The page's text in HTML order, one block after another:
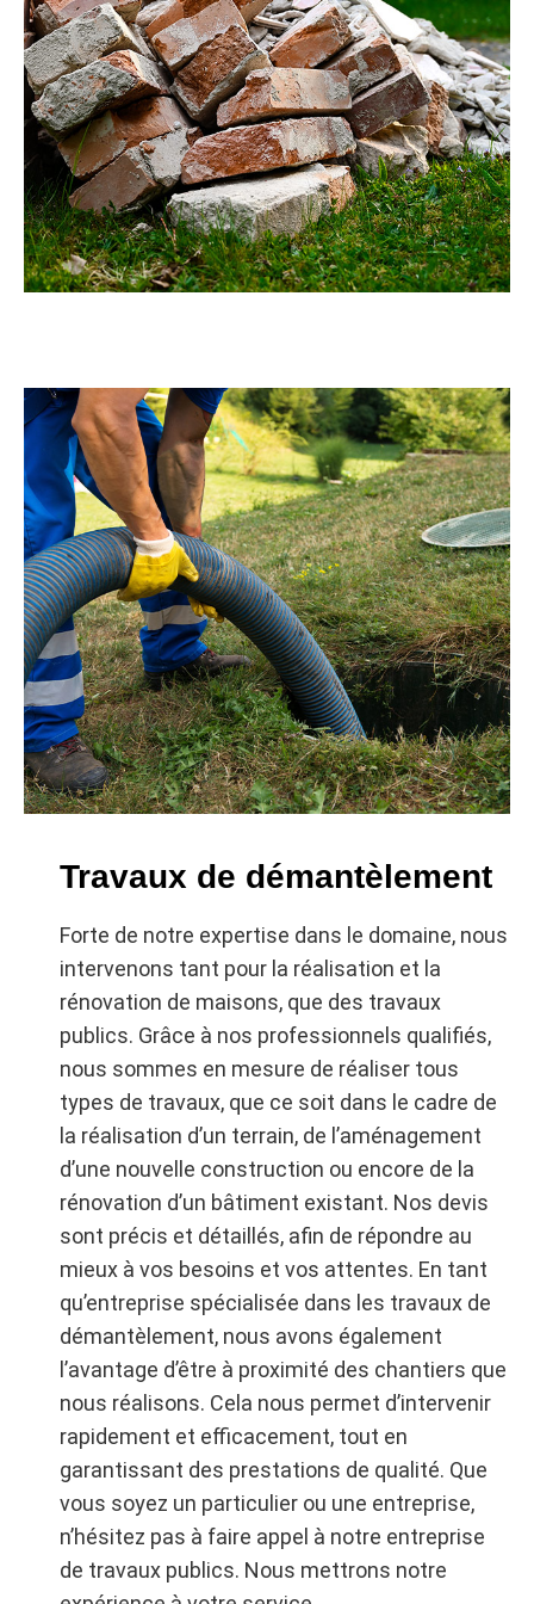
Travaux de démantèlement
Forte de notre expertise dans le domaine, nous
intervenons tant pour la réalisation et la
rénovation de maisons, que des travaux
publics. Grâce à nos professionnels qualifiés,
nous sommes en mesure de réaliser tous
types de travaux, que ce soit dans le cadre de
la réalisation d’un terrain, de l’aménagement
d’une nouvelle construction ou encore de la
rénovation d’un bâtiment existant. Nos devis
sont précis et détaillés, afin de répondre au
mieux à vos besoins et vos attentes. En tant
qu’entreprise spécialisée dans les travaux de
démantèlement, nous avons également
l’avantage d’être à proximité des chantiers que
nous réalisons. Cela nous permet d’intervenir
rapidement et efficacement, tout en
garantissant des prestations de qualité. Que
vous soyez un particulier ou une entreprise,
n’hésitez pas à faire appel à notre entreprise
de travaux publics. Nous mettrons notre